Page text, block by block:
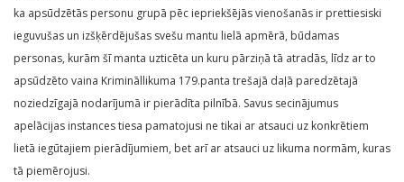
ka apsūdzētās personu grupā pēc iepriekšējās vienošanās ir prettiesiski
ieguvušas un izšķērdējušas svešu mantu lielā apmērā, būdamas
personas, kurām šī manta uzticēta un kuru pārziņā tā atradās, līdz ar to
apsūdzēto vaina Krimināllikuma 179.panta trešajā daļā paredzētajā
noziedzīgajā nodarījumā ir pierādīta pilnībā. Savus secinājumus
apelācijas instances tiesa pamatojusi ne tikai ar atsauci uz konkrētiem
lietā iegūtajiem pierādījumiem, bet arī ar atsauci uz likuma normām, kuras
tā piemērojusi.